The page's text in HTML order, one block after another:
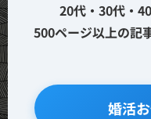
20代・30代・
500ページ以上の記
🔍 婚活